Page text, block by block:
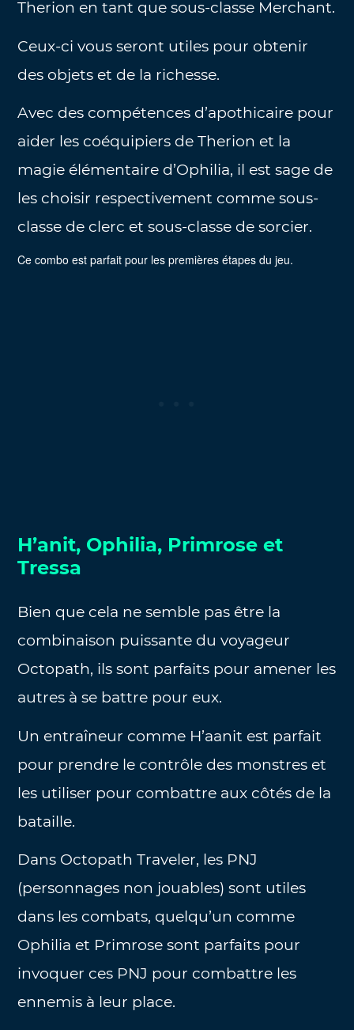
Therion en tant que sous-classe Merchant.
Ceux-ci vous seront utiles pour obtenir
des objets et de la richesse.
Avec des compétences d’apothicaire pour
aider les coéquipiers de Therion et la
magie élémentaire d’Ophilia, il est sage de
les choisir respectivement comme sous-
classe de clerc et sous-classe de sorcier.
Ce combo est parfait pour les premières étapes du jeu.
H’anit, Ophilia, Primrose et
Tressa
Bien que cela ne semble pas être la
combinaison puissante du voyageur
Octopath, ils sont parfaits pour amener les
autres à se battre pour eux.
Un entraîneur comme H’aanit est parfait
pour prendre le contrôle des monstres et
les utiliser pour combattre aux côtés de la
bataille.
Dans Octopath Traveler, les PNJ
(personnages non jouables) sont utiles
dans les combats, quelqu’un comme
Ophilia et Primrose sont parfaits pour
invoquer ces PNJ pour combattre les
ennemis à leur place.